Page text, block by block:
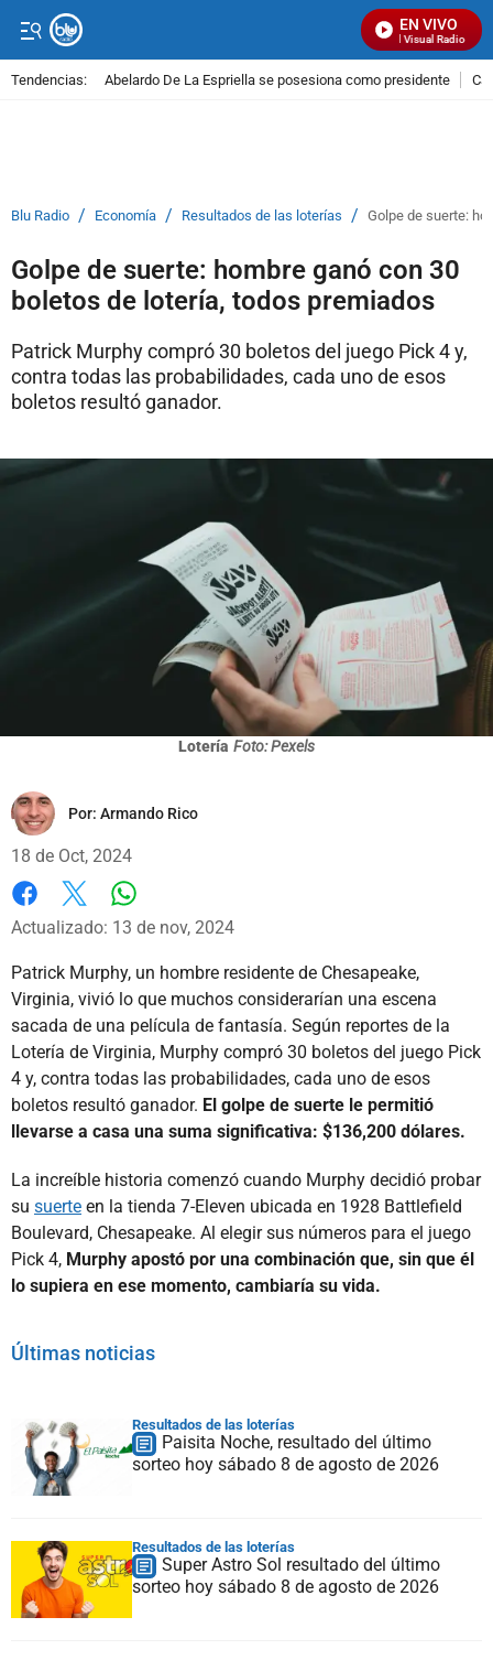
EN VIVO
Señal Visual Radio
Tendencias: Abelardo De La Espriella se posesiona como presidente
Blu Radio / Economía / Resultados de las loterías / Golpe de suerte:
Golpe de suerte: hombre ganó con 30
boletos de lotería, todos premiados
Patrick Murphy compró 30 boletos del juego Pick 4 y,
contra todas las probabilidades, cada uno de esos
boletos resultó ganador.
Lotería Foto: Pexels
Por: Armando Rico
18 de Oct, 2024
Facebook
X
Actualizado: 13 de nov, 2024
Patrick Murphy, un hombre residente de Chesapeake,
Virginia, vivió lo que muchos considerarían una escena
sacada de una película de fantasía. Según reportes de la
Lotería de Virginia, Murphy compró 30 boletos del juego Pick
4 y, contra todas las probabilidades, cada uno de esos
boletos resultó ganador. El golpe de suerte le permitió
llevarse a casa una suma significativa: $136,200 dólares.
La increíble historia comenzó cuando Murphy decidió probar
su suerte en la tienda 7-Eleven ubicada en 1928 Battlefield
Boulevard, Chesapeake. Al elegir sus números para el juego
Pick 4, Murphy apostó por una combinación que, sin que él
lo supiera en ese momento, cambiaría su vida.
Últimas noticias
Resultados de las loterías
Paisita Noche, resultado del último
sorteo hoy sábado 8 de agosto de 2026
Resultados de las loterías
Super Astro Sol resultado del último
sorteo hoy sábado 8 de agosto de 2026